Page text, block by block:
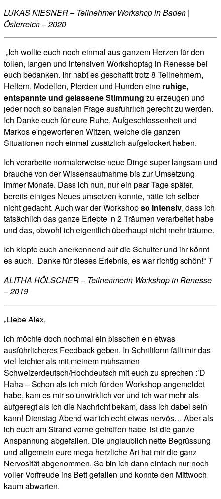
LUKAS NIESNER – Teilnehmer Workshop in Baden |
Österreich – 2020
„Ich wollte euch noch einmal aus ganzem Herzen für den
tollen, langen und intensiven Workshoptag in Renesse bei
euch bedanken. Ihr habt es geschafft trotz 8 Teilnehmern,
Helfern, Modellen, Pferden und Hunden eine ruhige,
entspannte und gelassene Stimmung zu erzeugen und
jeder noch so banalen Frage ausführlich gerecht zu werden.
Ich Danke euch für eure Ruhe, Aufgeschlossenheit und
Markos eingeworfenen Witzen, welche die ganzen
Situationen noch einmal zusätzlich aufgelockert haben.
Ich verarbeite normalerweise neue Dinge super langsam und
brauche von der Wissensaufnahme bis zur Umsetzung
immer Monate. Dass ich nun, nur ein paar Tage später,
bereits einiges Neues umsetzen konnte, hätte ich selber
nicht gedacht. Auch war der Workshopso intensiv, dass ich
tatsächlich das ganze Erlebte in 2 Träumen verarbeitet habe
und das, obwohl ich eigentlich überhaupt nicht mehr träume.
Ich klopfe euch anerkennend auf die Schulter und ihr könnt
es auch. Danke für dieses Erlebnis, es war richtig schön!“ T
ALITHA HÖLSCHER – Teilnehmerin Workshop in Renesse
– 2019
„Liebe Alex,
ich möchte doch nochmal ein bisschen ein etwas
ausführlicheres Feedback geben. In Schriftform fällt mir das
viel leichter als mit meinem mühsamen
Schweizerdeutsch/Hochdeutsch mit euch zu sprechen :’D
Haha – Schon als ich mich für den Workshop angemeldet
habe, kam es mir so unwirklich vor und ich war mehr als
aufgeregt als ich die Nachricht bekam, dass ich dabei sein
kann! Dienstag Abend war ich echt etwas nervös… Aber als
ich euch am Strand vorne getroffen habe, ist die ganze
Anspannung abgefallen. Die unglaublich nette Begrüssung
und allgemein eure mega herzliche Art hat mir die ganz
Nervosität abgenommen. So bin ich dann einfach nur noch
voller Vorfreude ins Bett gefallen und konnte den Mittwoch
kaum abwarten.